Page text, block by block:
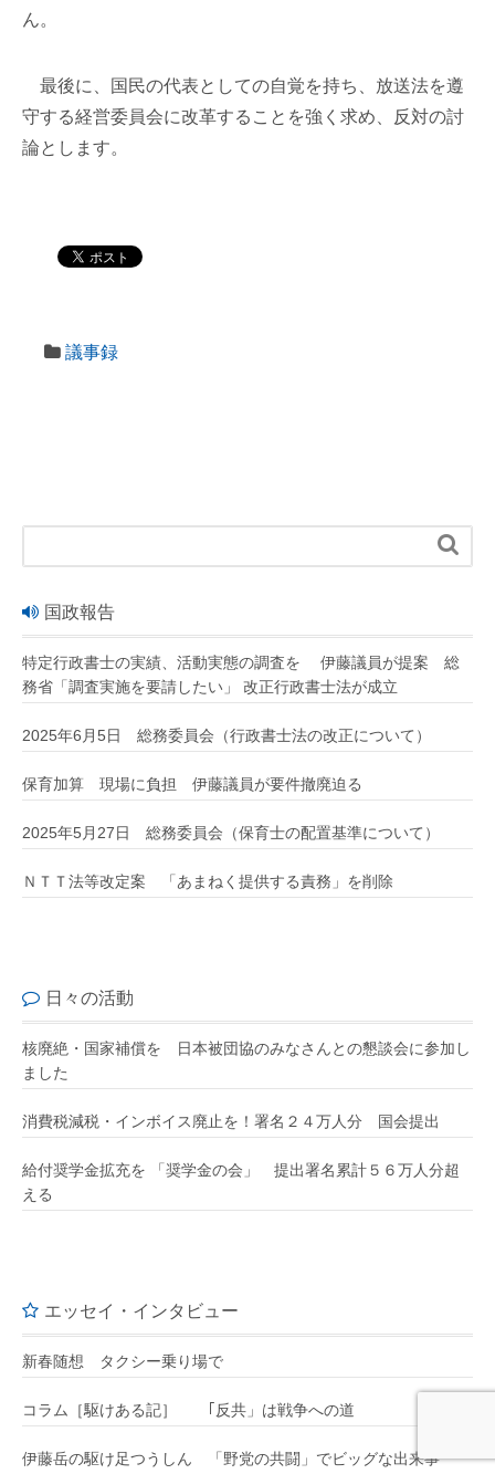
ん。
最後に、国民の代表としての自覚を持ち、放送法を遵
守する経営委員会に改革することを強く求め、反対の討
論とします。
議事録

国政報告
特定行政書士の実績、活動実態の調査を 伊藤議員が提案 総
務省「調査実施を要請したい」 改正行政書士法が成立
2025年6月5日 総務委員会（行政書士法の改正について）
保育加算 現場に負担 伊藤議員が要件撤廃迫る
2025年5月27日 総務委員会（保育士の配置基準について）
ＮＴＴ法等改定案 「あまねく提供する責務」を削除
日々の活動
核廃絶・国家補償を 日本被団協のみなさんとの懇談会に参加し
ました
消費税減税・インボイス廃止を！署名２４万人分 国会提出
給付奨学金拡充を 「奨学金の会」 提出署名累計５６万人分超
える
エッセイ・インタビュー
新春随想 タクシー乗り場で
コラム［駆けある記］ ｢反共」は戦争への道
伊藤岳の駆け足つうしん 「野党の共闘」でビッグな出来事